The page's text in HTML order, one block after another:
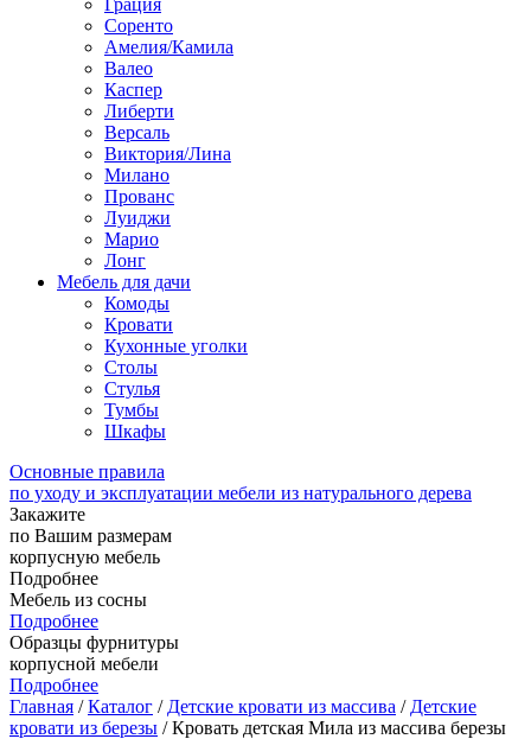
Грация
Соренто
Амелия/Камила
Валео
Каспер
Либерти
Версаль
Виктория/Лина
Милано
Прованс
Луиджи
Марио
Лонг
Мебель для дачи
Комоды
Кровати
Кухонные уголки
Столы
Стулья
Тумбы
Шкафы
Основные правила
по уходу и эксплуатации мебели из натурального дерева
Закажите
по Вашим размерам
корпусную мебель
Подробнее
Мебель из сосны
Подробнее
Образцы фурнитуры
корпусной мебели
Подробнее
Главная /Каталог / Детские кровати из массива / Детские
кровати из березы / Кровать детская Мила из массива березы